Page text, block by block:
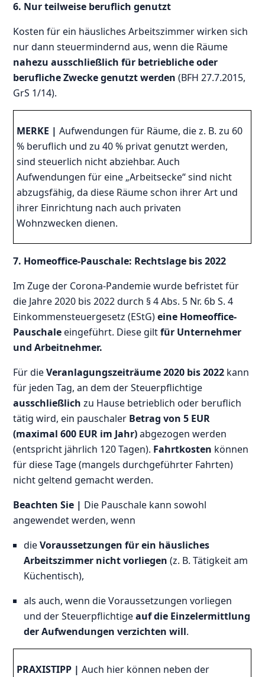
6. Nur teilweise beruflich genutzt
Kosten für ein häusliches Arbeitszimmer wirken sich
nur dann steuermindernd aus, wenn die Räume
nahezu ausschließlich für betriebliche oder
berufliche Zwecke genutzt werden(BFH 27.7.2015,
GrS 1/14).
MERKE |Aufwendungen für Räume, die z. B. zu 60
% beruflich und zu 40 % privat genutzt werden,
sind steuerlich nicht abziehbar. Auch
Aufwendungen für eine „Arbeitsecke“ sind nicht
abzugsfähig, da diese Räume schon ihrer Art und
ihrer Einrichtung nach auch privaten
Wohnzwecken dienen.
7. Homeoffice-Pauschale: Rechtslage bis 2022
Im Zuge der Corona-Pandemie wurde befristet für
die Jahre 2020 bis 2022 durch § 4 Abs. 5 Nr. 6b S. 4
Einkommensteuergesetz (EStG)eine Homeoffice-
Pauschaleeingeführt. Diese giltfür Unternehmer
und Arbeitnehmer.
Für dieVeranlagungszeiträume 2020 bis 2022 kann
für jeden Tag, an dem der Steuerpflichtige
ausschließlich zu Hause betrieblich oder beruflich
tätig wird, ein pauschaler Betrag von 5 EUR
(maximal 600 EUR im Jahr)abgezogen werden
(entspricht jährlich 120 Tagen). Fahrtkosten können
für diese Tage (mangels durchgeführter Fahrten)
nicht geltend gemacht werden.
Beachten Sie | Die Pauschale kann sowohl
angewendet werden, wenn
dieVoraussetzungen für ein häusliches
Arbeitszimmer nicht vorliegen(z. B. Tätigkeit am
Küchentisch),
als auch, wenn die Voraussetzungen vorliegen
und der Steuerpflichtigeauf die Einzelermittlung
der Aufwendungen verzichten will.
PRAXISTIPP |Auch hier können neben der